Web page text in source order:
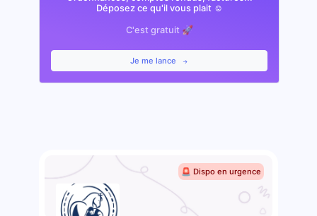
Déposez ce qu'il vous plait ☺️
C'est gratuit 🚀
Je me lance
🚨 Dispo en urgence